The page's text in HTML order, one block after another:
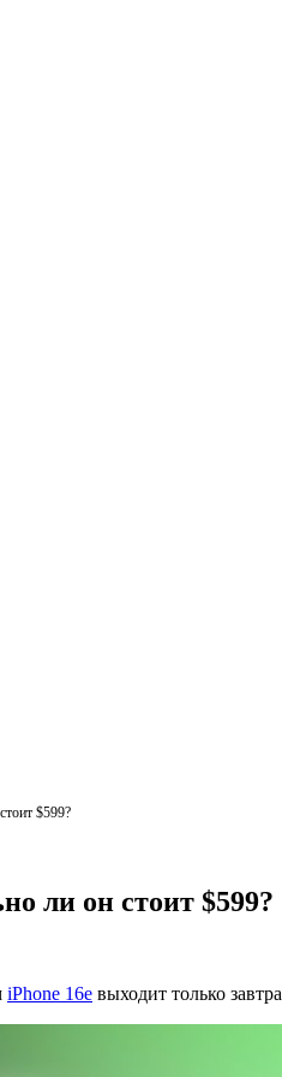
$599?
ли он стоит $599?
iPhone 16e выходит только